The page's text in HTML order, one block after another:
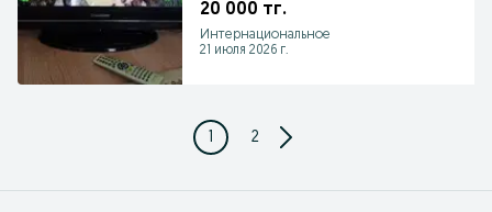
20 000 тг.
Интернациональное
21 июля 2026 г.
1 2